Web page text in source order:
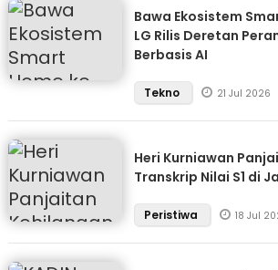
Bawa Ekosistem
LG Rilis Deretan
Berbasis AI
Tekno 21 Jul 2026
Heri Kurniawan
Transkrip Nilai S1 di
Peristiwa 18 Jul